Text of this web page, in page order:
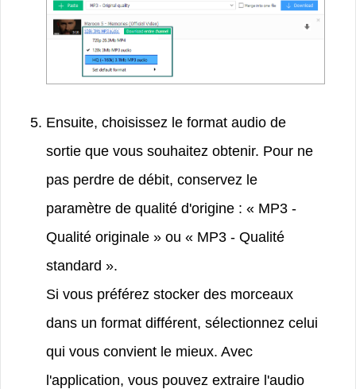
Ensuite, choisissez le format audio de
sortie que vous souhaitez obtenir. Pour ne
pas perdre de débit, conservez le
paramètre de qualité d'origine : « MP3 -
Qualité originale » ou « MP3 - Qualité
standard ».
Si vous préférez stocker des morceaux
dans un format différent, sélectionnez celui
qui vous convient le mieux. Avec
l'application, vous pouvez extraire l'audio